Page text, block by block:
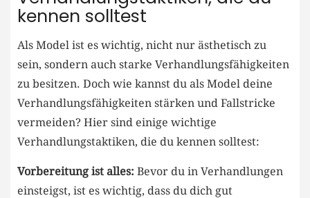
kennen solltest
Als Model ist⁣ es ⁢wichtig, nicht nur ästhetisch zu
sein, ​sondern auch starke Verhandlungsfähigkeiten
zu besitzen. Doch wie kannst du als‌ Model deine
Verhandlungsfähigkeiten stärken und Fallstricke
vermeiden? Hier⁤ sind einige​ wichtige
Verhandlungstaktiken, die du kennen​ solltest:
Vorbereitung⁤ ist alles: Bevor du in Verhandlungen⁣
einsteigst,​ ist ⁤es‍ wichtig, ‍dass du dich⁣ gut⁢